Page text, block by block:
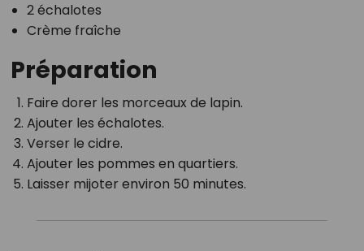
2 échalotes
Crème fraîche
Préparation
Faire dorer les morceaux de lapin.
Ajouter les échalotes.
Verser le cidre.
Ajouter les pommes en quartiers.
Laisser mijoter environ 50 minutes.